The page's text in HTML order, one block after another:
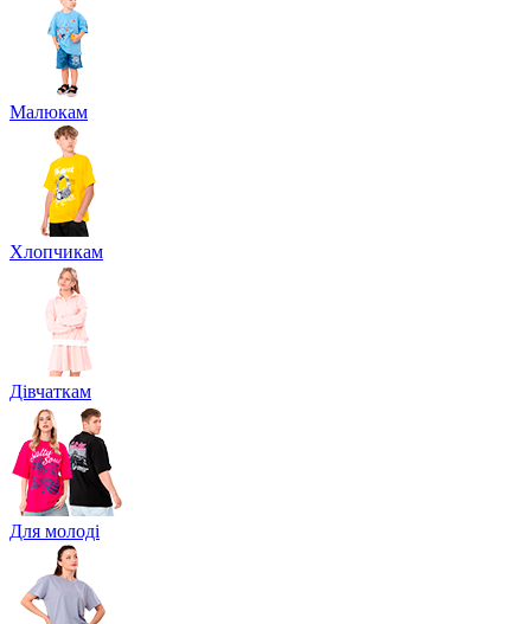
Малюкам
Хлопчикам
Дівчаткам
Для молоді